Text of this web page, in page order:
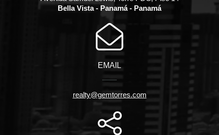
Bella Vista - Panamá - Panamá
EMAIL
realty@gemtorres.com